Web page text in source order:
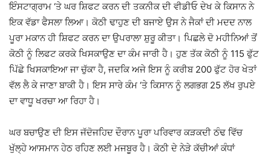
ਇੰਸਟਾਗ੍ਰਾਮ ‘ਤੇ ਘਰ ਸ਼ਿਫਟ ਕਰਨ ਦੀ ਤਕਨੀਕ ਦੀ ਵੀਡੀਓ ਦੇਖ ਕੇ ਕਿਸਾਨ ਨੇ
ਇਕ ਵੱਡਾ ਫੈਸਲਾ ਲਿਆ। ਕੋਠੀ ਢਾਹੁਣ ਦੀ ਬਜਾਏ ਉਸ ਨੇ ਜੈਕਾਂ ਦੀ ਮਦਦ ਨਾਲ
ਪੂਰਾ ਮਕਾਨ ਹੀ ਸ਼ਿਫਟ ਕਰਨ ਦਾ ਉਪਰਾਲਾ ਸ਼ੁਰੂ ਕੀਤਾ। ਪਿਛਲੇ ਦੋ ਮਹੀਨਿਆਂ ਤੋਂ
ਕੋਠੀ ਨੂੰ ਲਿਫਟ ਕਰਕੇ ਖਿਸਕਾਉਣ ਦਾ ਕੰਮ ਜਾਰੀ ਹੈ। ਹੁਣ ਤੱਕ ਕੋਠੀ ਨੂੰ 115 ਫੁੱਟ
ਪਿੱਛੇ ਖਿਸਕਾਇਆ ਜਾ ਚੁੱਕਾ ਹੈ, ਜਦਕਿ ਅਜੇ ਇਸ ਨੂੰ ਕਰੀਬ 200 ਫੁੱਟ ਹੋਰ ਖੇਤਾਂ
ਵੱਲ ਲੈ ਕੇ ਜਾਣਾ ਬਾਕੀ ਹੈ। ਇਸ ਸਾਰੇ ਕੰਮ ‘ਤੇ ਕਿਸਾਨ ਨੂੰ ਲਗਭਗ 25 ਲੱਖ ਰੁਪਏ
ਦਾ ਵਾਧੂ ਖਰਚਾ ਆ ਰਿਹਾ ਹੈ।
ਘਰ ਬਚਾਉਣ ਦੀ ਇਸ ਜੱਦੋਜਹਿਦ ਦੌਰਾਨ ਪੂਰਾ ਪਰਿਵਾਰ ਕੜਕਦੀ ਠੰਢ ਵਿੱਚ
ਖੁੱਲ੍ਹੇ ਆਸਮਾਨ ਹੇਠ ਰਹਿਣ ਲਈ ਮਜਬੂਰ ਹੈ। ਕੋਠੀ ਦੇ ਨੇੜੇ ਕੱਚੀਆਂ ਕੰਧਾਂ